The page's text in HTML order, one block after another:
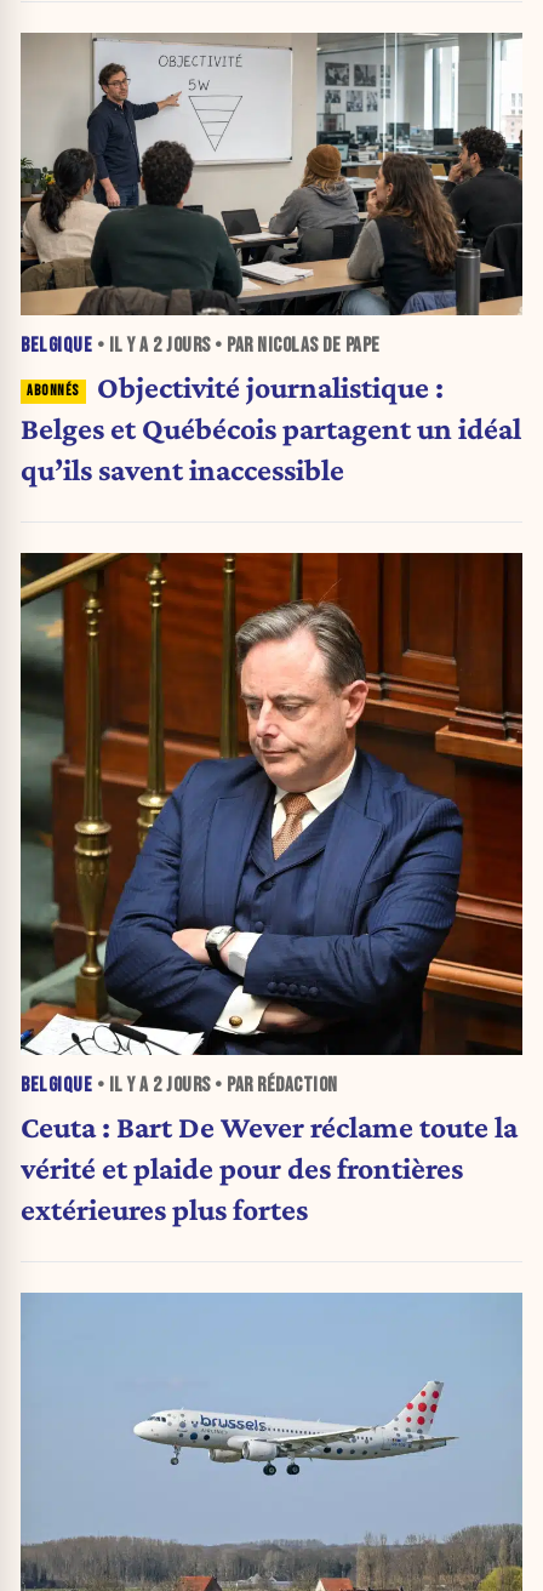
BELGIQUE • IL Y A 2 JOURS• PAR NICOLAS DE PAPE
Objectivité journalistique :
Belges et Québécois partagent un idéal
qu’ils savent inaccessible
BELGIQUE • IL Y A 2 JOURS• PAR RÉDACTION
Ceuta : Bart De Wever réclame toute la
vérité et plaide pour des frontières
extérieures plus fortes